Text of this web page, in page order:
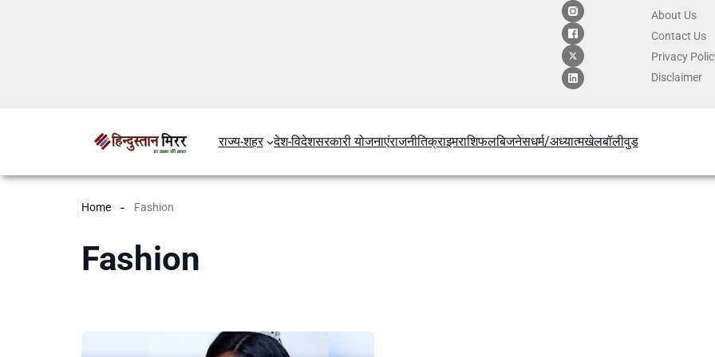
About Us
Contact Us
Privacy
Disclaimer
राज्य-शहर देश-विदेशसरकारी योजनाएंराजनीतिक्राइमराशिफलबिजनेसधर्म/अध्यात्मखेलबॉलीवुड
Home Fashion
Fashion